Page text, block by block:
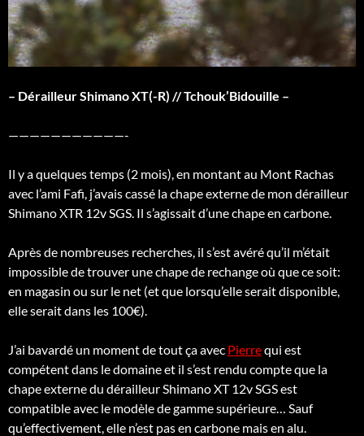
– Dérailleur Shimano XT(-R) // Tchouk’Bidouille –
———————————-
Il y a quelques temps (2 mois), en montant au Mont Rachas
avec l’ami Fafi, j’avais cassé la chape externe de mon dérailleur
Shimano XTR 12v SGS. Il s’agissait d’une chape en carbone.
Après de nombreuses recherches, il s’est avéré qu’il m’était
impossible de trouver une chape de rechange où que ce soit:
en magasin ou sur le net (et que lorsqu’elle serait disponible,
elle serait dans les 100€).
J’ai bavardé un moment de tout ça avec Pierrequi est
compétent dans le domaine et il s’est rendu compte que la
chape externe du dérailleur Shimano XT 12v SGS est
compatible avec le modèle de gamme supérieure… Sauf
qu’effectivement, elle n’est pas en carbone mais en alu.